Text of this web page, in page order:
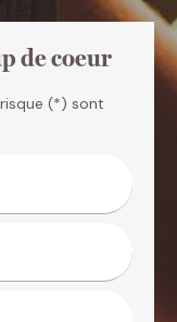
de coeur
(*) sont